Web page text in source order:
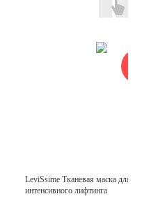
LeviSsime Тканевая маска для
интенсивного лифтинга